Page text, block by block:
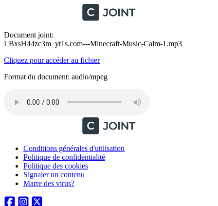
Document joint:
LBxsH44zc3m_yt1s.com---Minecraft-Music-Calm-1.mp3
Cliquez pour accéder au fichier
Format du document: audio/mpeg
Conditions générales d'utilisation
Politique de confidentialité
Politique des cookies
Signaler un contenu
Marre des virus?